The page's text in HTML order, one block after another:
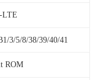
LTE
3/5/8/38/39/40/41
ROM